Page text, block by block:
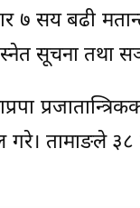
७ सय बढी
सूचना तथा
गरे। तामाङले